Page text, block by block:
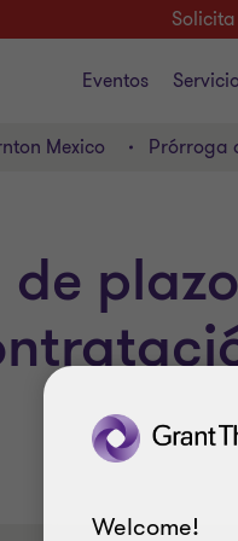
Eventos
Mexico Prórroga
Welcome!